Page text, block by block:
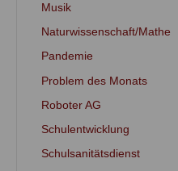
Musik
Naturwissenschaft/Mathe
Pandemie
Problem des Monats
Roboter AG
Schulentwicklung
Schulsanitätsdienst